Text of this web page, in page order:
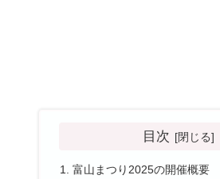
目次
富山まつり2025の開催概要